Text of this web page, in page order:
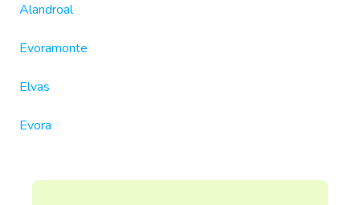
Alandroal
Evoramonte
Elvas
Evora